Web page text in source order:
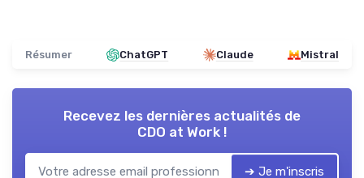
Résumer ChatGPT Claude Mistral
Recevez les dernières actualités de
CDO at Work !
➔ Je m'inscris